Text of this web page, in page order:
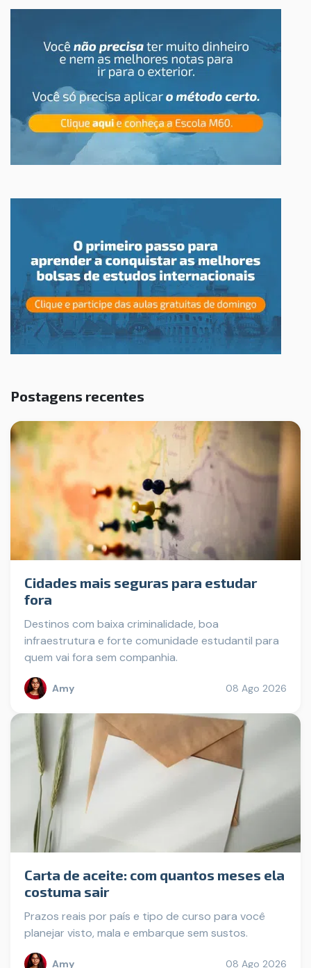
Postagens recentes
Cidades mais seguras para estudar
fora
Destinos com baixa criminalidade, boa
infraestrutura e forte comunidade estudantil para
quem vai fora sem companhia.
Amy 08 Ago 2026
Carta de aceite: com quantos meses ela
costuma sair
Prazos reais por país e tipo de curso para você
planejar visto, mala e embarque sem sustos.
Amy 08 Ago 2026